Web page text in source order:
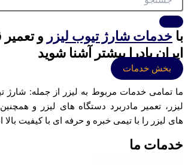
با خدمات شارژ تیوب لیزر و
ایران پادرا بیشتر آشنا شوید
بخش خدمات
ما تمامی خدمات مربوط به لیزر از جمله: شارژ
لیزر، تعمیر مادربرد دستگاه های لیزر و
های لیزر را با تیمی خبره و حرفه ای با کیفیت بالا
خدمات ما